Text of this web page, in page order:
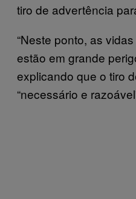
tiro de advertência
“Neste ponto, as
estão em grande
explicando que o tiro
“necessário e